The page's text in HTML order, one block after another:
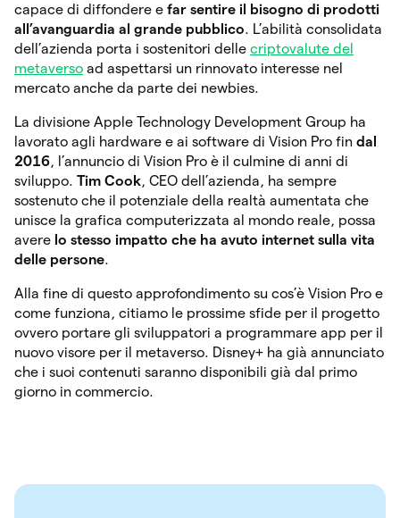
capace di diffondere e far sentire il bisogno di prodotti
all’avanguardia al grande pubblico. L’abilità consolidata
dell’azienda porta i sostenitori delle criptovalute del
metaverso ad aspettarsi un rinnovato interesse nel
mercato anche da parte dei newbies.
La divisione Apple Technology Development Group ha
lavorato agli hardware e ai software di Vision Pro fin dal
2016, l’annuncio di Vision Pro è il culmine di anni di
sviluppo. Tim Cook, CEO dell’azienda, ha sempre
sostenuto che il potenziale della realtà aumentata che
unisce la grafica computerizzata al mondo reale, possa
avere lo stesso impatto che ha avuto internet sulla vita
delle persone.
Alla fine di questo approfondimento su cos’è Vision Pro e
come funziona, citiamo le prossime sfide per il progetto
ovvero portare gli sviluppatori a programmare app per il
nuovo visore per il metaverso. Disney+ ha già annunciato
che i suoi contenuti saranno disponibili già dal primo
giorno in commercio.